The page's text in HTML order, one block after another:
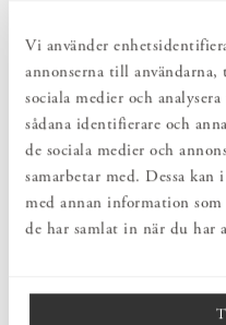
Vi använder
annonserna till
sociala medier och
sådana identifierare och
de sociala medier och
samarbetar med. Dessa
med annan information
de har samlat in när du har
PRODUKTBESKRIVNING
W201 pendel från Wästberg
elegant konformad skärm i rå
pendellampa passar perfekt i
ovanför soffbordet, för att
belysning.